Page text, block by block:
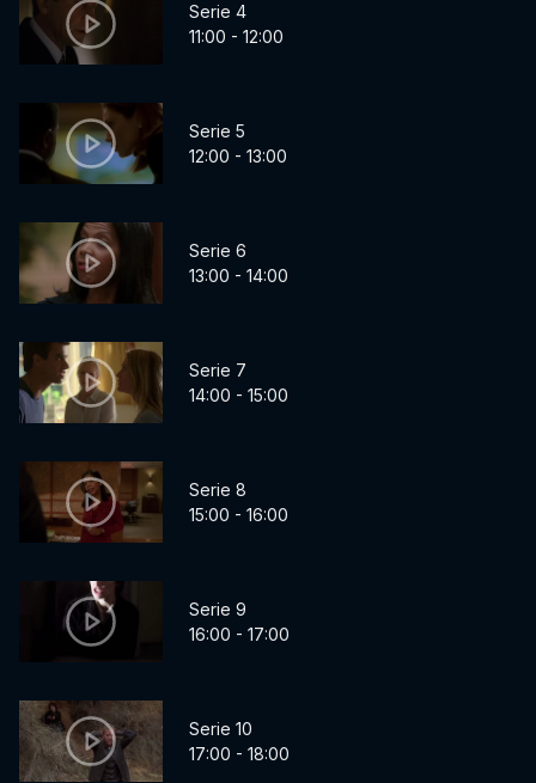
Serie 4
11:00 - 12:00
Serie 5
12:00 - 13:00
Serie 6
13:00 - 14:00
Serie 7
14:00 - 15:00
Serie 8
15:00 - 16:00
Serie 9
16:00 - 17:00
Serie 10
17:00 - 18:00